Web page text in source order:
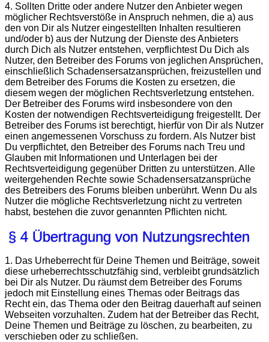
4. Sollten Dritte oder andere Nutzer den Anbieter wegen
möglicher Rechtsverstöße in Anspruch nehmen, die a) aus
den von Dir als Nutzer eingestellten Inhalten resultieren
und/oder b) aus der Nutzung der Dienste des Anbieters
durch Dich als Nutzer entstehen, verpflichtest Du Dich als
Nutzer, den Betreiber des Forums von jeglichen Ansprüchen,
einschließlich Schadensersatzansprüchen, freizustellen und
dem Betreiber des Forums die Kosten zu ersetzen, die
diesem wegen der möglichen Rechtsverletzung entstehen.
Der Betreiber des Forums wird insbesondere von den
Kosten der notwendigen Rechtsverteidigung freigestellt. Der
Betreiber des Forums ist berechtigt, hierfür von Dir als Nutzer
einen angemessenen Vorschuss zu fordern. Als Nutzer bist
Du verpflichtet, den Betreiber des Forums nach Treu und
Glauben mit Informationen und Unterlagen bei der
Rechtsverteidigung gegenüber Dritten zu unterstützen. Alle
weitergehenden Rechte sowie Schadensersatzansprüche
des Betreibers des Forums bleiben unberührt. Wenn Du als
Nutzer die mögliche Rechtsverletzung nicht zu vertreten
habst, bestehen die zuvor genannten Pflichten nicht.
§ 4 Übertragung von Nutzungsrechten
1. Das Urheberrecht für Deine Themen und Beiträge, soweit
diese urheberrechtsschutzfähig sind, verbleibt grundsätzlich
bei Dir als Nutzer. Du räumst dem Betreiber des Forums
jedoch mit Einstellung eines Themas oder Beitrags das
Recht ein, das Thema oder den Beitrag dauerhaft auf seinen
Webseiten vorzuhalten. Zudem hat der Betreiber das Recht,
Deine Themen und Beiträge zu löschen, zu bearbeiten, zu
verschieben oder zu schließen.